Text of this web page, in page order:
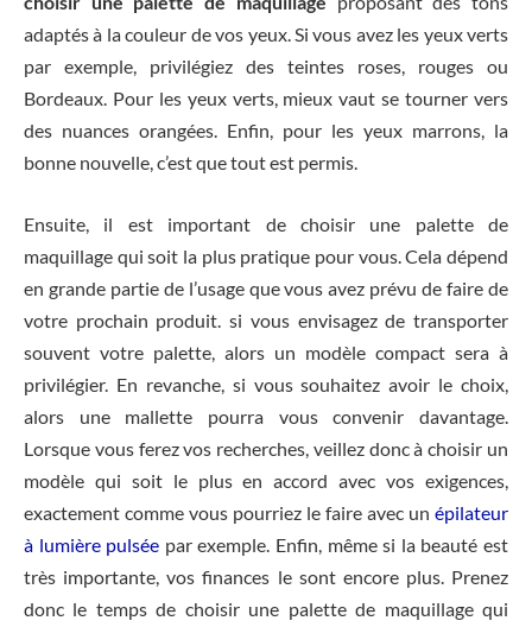
adaptés à la couleur de vos yeux. Si vous avez les yeux verts
par exemple, privilégiez des teintes roses, rouges ou
Bordeaux. Pour les yeux verts, mieux vaut se tourner vers
des nuances orangées. Enfin, pour les yeux marrons, la
bonne nouvelle, c’est que tout est permis.
Ensuite, il est important de choisir une palette de
maquillage qui soit la plus pratique pour vous. Cela dépend
en grande partie de l’usage que vous avez prévu de faire de
votre prochain produit. si vous envisagez de transporter
souvent votre palette, alors un modèle compact sera à
privilégier. En revanche, si vous souhaitez avoir le choix,
alors une mallette pourra vous convenir davantage.
Lorsque vous ferez vos recherches, veillez donc à choisir un
modèle qui soit le plus en accord avec vos exigences,
exactement comme vous pourriez le faire avec un épilateur
à lumière pulsée par exemple. Enfin, même si la beauté est
très importante, vos finances le sont encore plus. Prenez
donc le temps de choisir une palette de maquillage qui